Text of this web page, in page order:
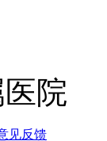
院
见反馈